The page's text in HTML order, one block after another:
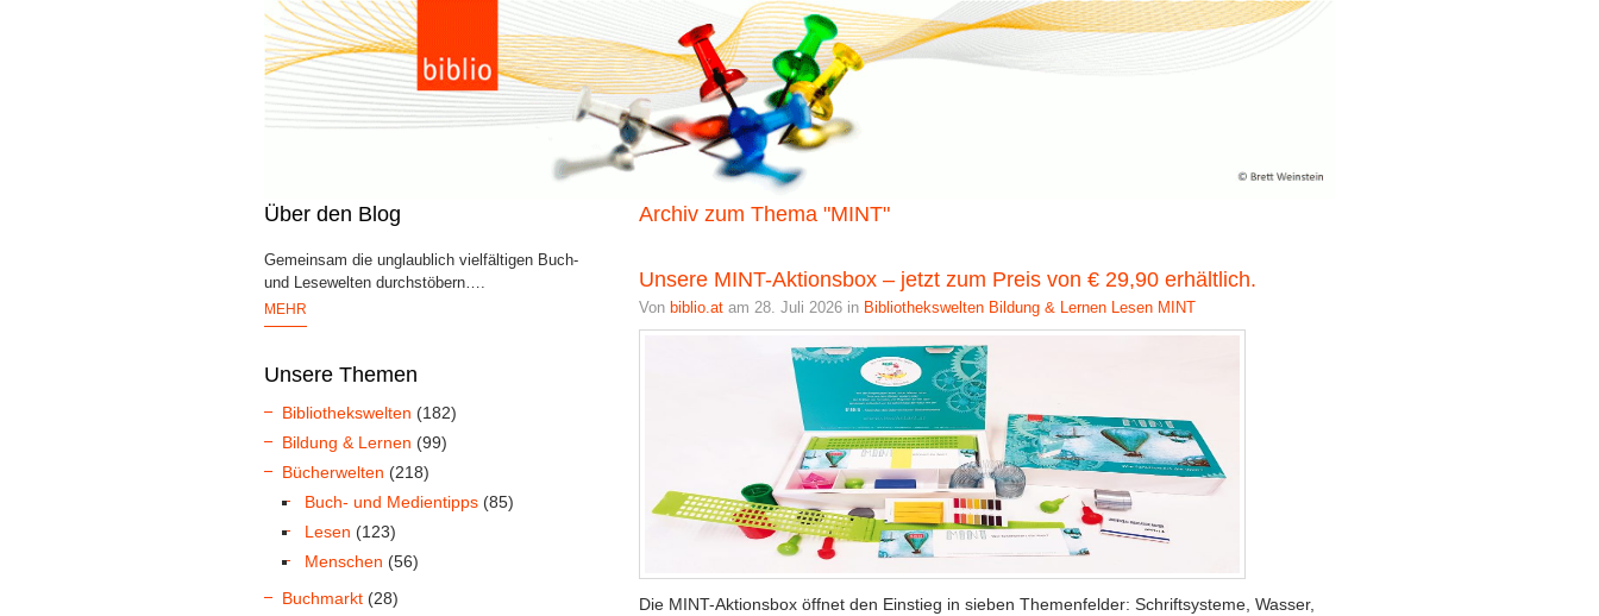
Über den Blog
Gemeinsam die unglaublich vielfältigen Buch-
und Lesewelten durchstöbern….
MEHR
Unsere Themen
Bibliothekswelten (182)
Bildung & Lernen (99)
Bücherwelten (218)
Buch- und Medientipps (85)
Lesen (123)
Menschen (56)
Buchmarkt (28)
Archiv zum Thema "MINT"
Unsere MINT-Aktionsbox – jetzt zum Preis von € 29,90 erhältlich.
Von biblio.at am 28. Juli 2026 in Bibliothekswelten Bildung & Lernen Lesen MINT
Die MINT-Aktionsbox öffnet den Einstieg in sieben Themenfelder: Schriftsysteme, Wasser,